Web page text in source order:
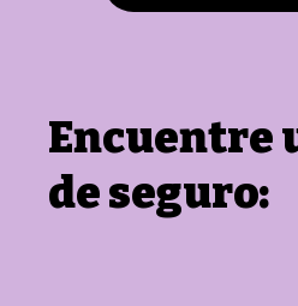
Encuentre
de seguro: